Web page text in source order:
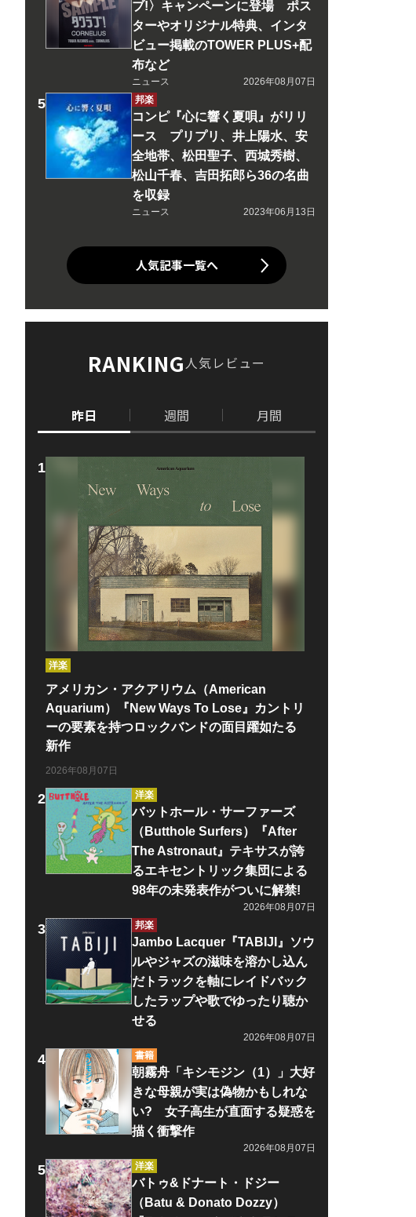
ブ!〉キャンペーンに登場 ポス
ターやオリジナル特典、インタ
ビュー掲載のTOWER PLUS+配
布など
ニュース
2026年08月07日
邦楽
コンピ『心に響く夏唄』がリリ
ース プリプリ、井上陽水、安
全地帯、松田聖子、西城秀樹、
松山千春、吉田拓郎ら36の名曲
を収録
ニュース 2023年06月13日
人気記事一覧へ
RANKING人気レビュー
昨日 週間 月間
洋楽
アメリカン・アクアリウム（American
Aquarium）『New Ways To Lose』カントリ
ーの要素を持つロックバンドの面目躍如たる
新作
2026年08月07日
洋楽
バットホール・サーファーズ
（Butthole Surfers）『After
The Astronaut』テキサスが誇
るエキセントリック集団による
98年の未発表作がついに解禁!
2026年08月07日
邦楽
Jambo Lacquer『TABIJI』ソウ
ルやジャズの滋味を溶かし込ん
だトラックを軸にレイドバック
したラップや歌でゆったり聴か
せる
2026年08月07日
書籍
朝霧舟「キシモジン（1）」大好
きな母親が実は偽物かもしれな
い? 女子高生が直面する疑惑を
描く衝撃作
2026年08月07日
洋楽
バトゥ&ドナート・ドジー
（Batu & Donato Dozzy）